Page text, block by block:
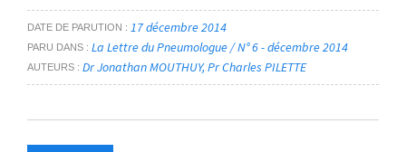
DATE DE PARUTION 17 décembre 2014
PARU DANS La Lettre du Pneumologue / N° 6 - décembre 2014
AUTEURS Dr Jonathan MOUTHUY Pr Charles PILETTE